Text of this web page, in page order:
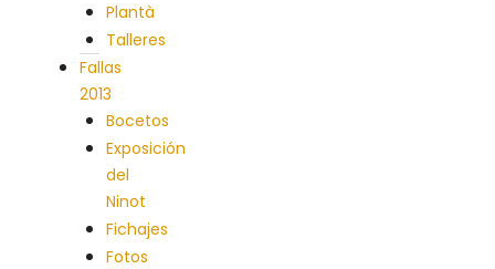
Plantà
Talleres
Fallas
2013
Bocetos
Exposición
del
Ninot
Fichajes
Fotos